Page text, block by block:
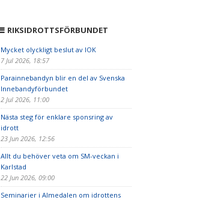
RIKSIDROTTSFÖRBUNDET
Mycket olyckligt beslut av IOK
7 Jul 2026, 18:57
Parainnebandyn blir en del av Svenska
Innebandyförbundet
2 Jul 2026, 11:00
Nästa steg för enklare sponsring av
idrott
23 Jun 2026, 12:56
Allt du behöver veta om SM-veckan i
Karlstad
22 Jun 2026, 09:00
Seminarier i Almedalen om idrottens